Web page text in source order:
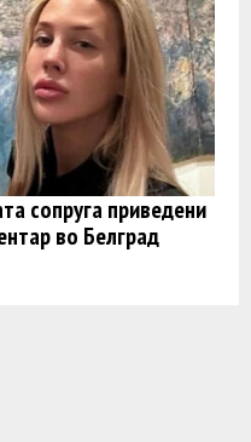
сопруга приведени
во Белград